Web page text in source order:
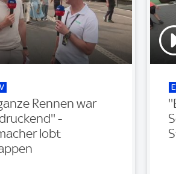
Rennen war
-
lobt